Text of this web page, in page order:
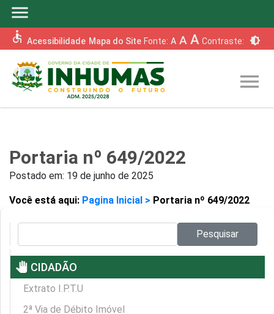
menu
accessible Acessibilidade Mapa do Site Fonte: A A A Contraste: brightness_6
menu
Portaria nº 649/2022
Postado em: 19 de junho de 2025
Você está aqui: Pagina Inicial > Portaria nº 649/2022
Pesquisar
pan_tool CIDADÃO
Extrato I.P.T.U
2ª Via de Débito Imóvel